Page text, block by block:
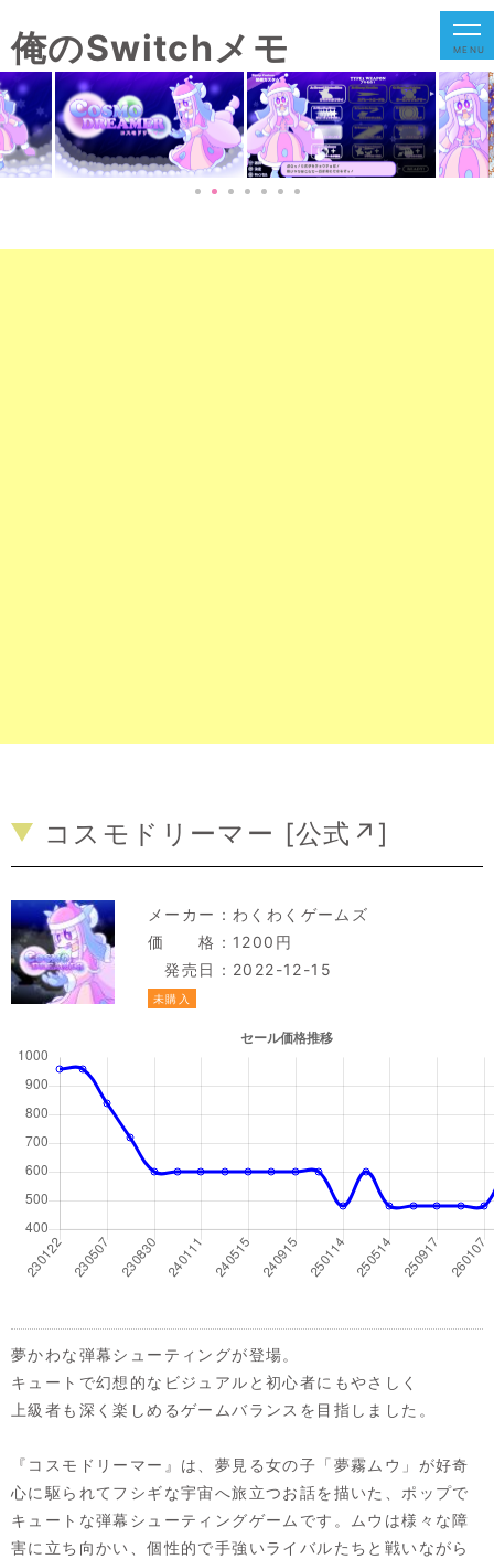
俺のSwitchメモ MENU
コスモドリーマー [公式↗]
メーカー： わくわくゲームズ
価 格：1200円
発売日：2022-12-15
未購入
夢かわな弾幕シューティングが登場。
キュートで幻想的なビジュアルと初心者にもやさしく
上級者も深く楽しめるゲームバランスを目指しました。
『コスモドリーマー』は、夢見る女の子「夢霧ムウ」が好奇
心に駆られてフシギな宇宙へ旅立つお話を描いた、ポップで
キュートな弾幕シューティングゲームです。ムウは様々な障
害に立ち向かい、個性的で手強いライバルたちと戦いながら